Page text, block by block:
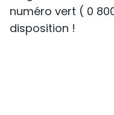
numéro vert ( 0
disposition !